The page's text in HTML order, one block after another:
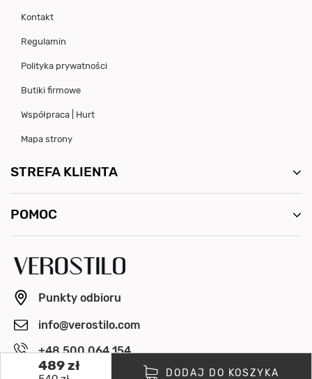
Kontakt
Regulamin
Polityka prywatności
Butiki firmowe
Współpraca | Hurt
Mapa strony
STREFA KLIENTA
POMOC
Punkty odbioru
info@verostilo.com
+48 500 064 154
Pon. - Pt. 8:00 - 16:00
489 zł DODAJ DO KOSZYKA